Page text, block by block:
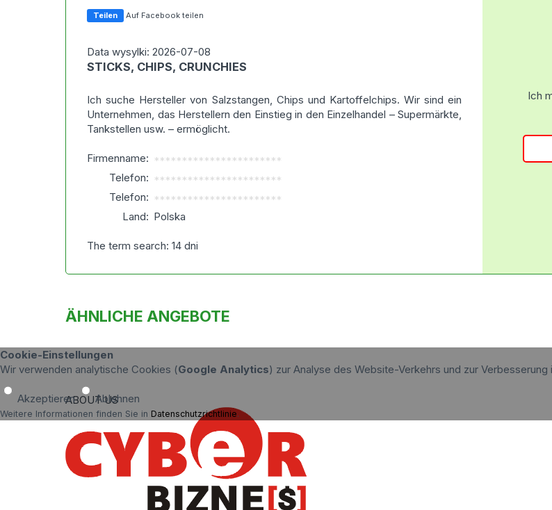
Teilen Auf Facebook teilen
Data wysylki: 2026-07-08
STICKS, CHIPS, CRUNCHIES
Ich suche Hersteller von Salzstangen, Chips und Kartoffelchips. Wir sind ein
Unternehmen, das Herstellern den Einstieg in den Einzelhandel – Supermärkte,
Tankstellen usw. – ermöglicht.
Firmenname: ***********************
Telefon: ***********************
Telefon: ***********************
Land: Polska
The term search: 14 dni
Ich
ÄHNLICHE ANGEBOTE
Cookie-Einstellungen
Wir verwenden analytische Cookies (Google Analytics) zur Analyse des Website-Verkehrs und zur Verbesserung
Akzeptieren Ablehnen
Weitere Informationen finden Sie in Datenschutzrichtlinie.
ABOUT US